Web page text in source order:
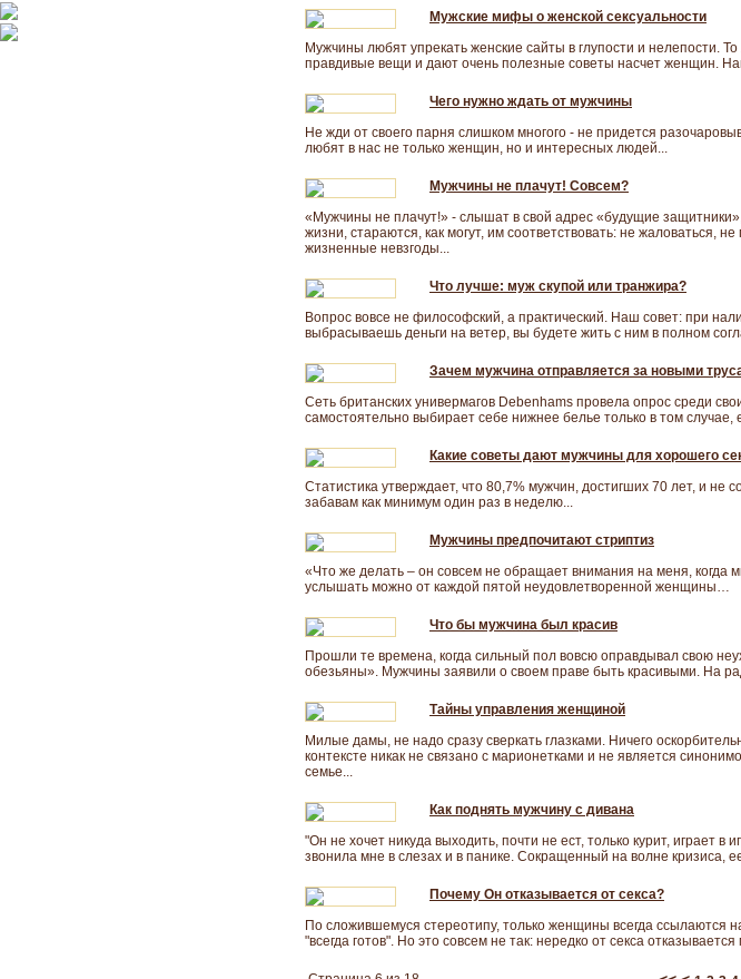
Мужские мифы о женской сексуальности
Мужчины любят упрекать женские сайты в глупости и нелепости.
правдивые вещи и дают очень полезные советы насчет женщин.
Чего нужно ждать от мужчины
Не жди от своего парня слишком многого - не придется
любят в нас не только женщин, но и интересных людей...
Мужчины не плачут! Совсем?
«Мужчины не плачут!» - слышат в свой адрес «будущие
жизни, стараются, как могут, им соответствовать: не жаловаться,
жизненные невзгоды...
Что лучше: муж скупой или транжира?
Вопрос вовсе не философский, а практический. Наш совет: при
выбрасываешь деньги на ветер, вы будете жить с ним в полном
Зачем мужчина отправляется за новыми
Сеть британских универмагов Debenhams провела опрос среди
самостоятельно выбирает себе нижнее белье только в том
Какие советы дают мужчины для хорошего
Статистика утверждает, что 80,7% мужчин, достигших 70 лет, и не
забавам как минимум один раз в неделю...
Мужчины предпочитают стриптиз
«Что же делать – он совсем не обращает внимания на меня, когда
услышать можно от каждой пятой неудовлетворенной женщины…
Что бы мужчина был красив
Прошли те времена, когда сильный пол вовсю оправдывал свою
обезьяны». Мужчины заявили о своем праве быть красивыми. На
Тайны управления женщиной
Милые дамы, не надо сразу сверкать глазками. Ничего
контексте никак не связано с марионетками и не является
семье...
Как поднять мужчину с дивана
"Он не хочет никуда выходить, почти не ест, только курит, играет
звонила мне в слезах и в панике. Сокращенный на волне кризиса,
Почему Он отказывается от секса?
По сложившемуся стереотипу, только женщины всегда ссылаются
"всегда готов". Но это совсем не так: нередко от секса